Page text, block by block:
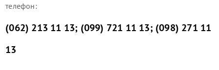
телефон:
(062) 213 11 13; (099) 721 11 13; (098) 271 11
13